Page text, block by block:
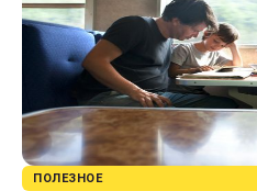
ПОЛЕЗНОЕ